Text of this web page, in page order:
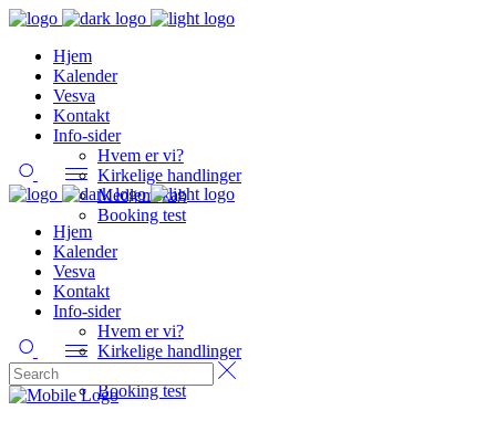
Hjem
Kalender
Vesva
Kontakt
Info-sider
Hvem er vi?
Kirkelige handlinger
Medlemskab
Booking test
Hjem
Kalender
Vesva
Kontakt
Info-sider
Hvem er vi?
Kirkelige handlinger
Booking test